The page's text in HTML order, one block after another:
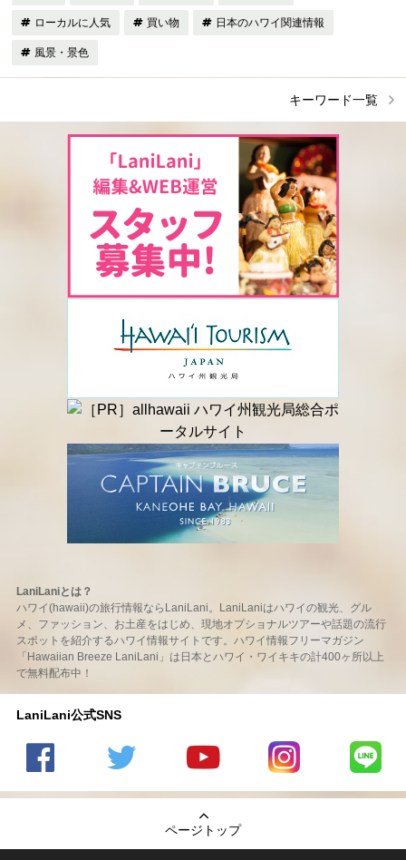
ローカルに人気 買い物 日本のハワイ関連情報
風景・景色
キーワード一覧
LaniLaniとは？
ハワイ(hawaii)の旅行情報ならLaniLani。LaniLaniはハワイの観光、グル
メ、ファッション、お土産をはじめ、現地オプショナルツアーや話題の流行
スポットを紹介するハワイ情報サイトです。ハワイ情報フリーマガジン
「Hawaiian Breeze LaniLani」は日本とハワイ・ワイキキの計400ヶ所以上
で無料配布中！
LaniLani公式SNS
の
のtwitter
の
Youtube
チャンネ
ページトップ